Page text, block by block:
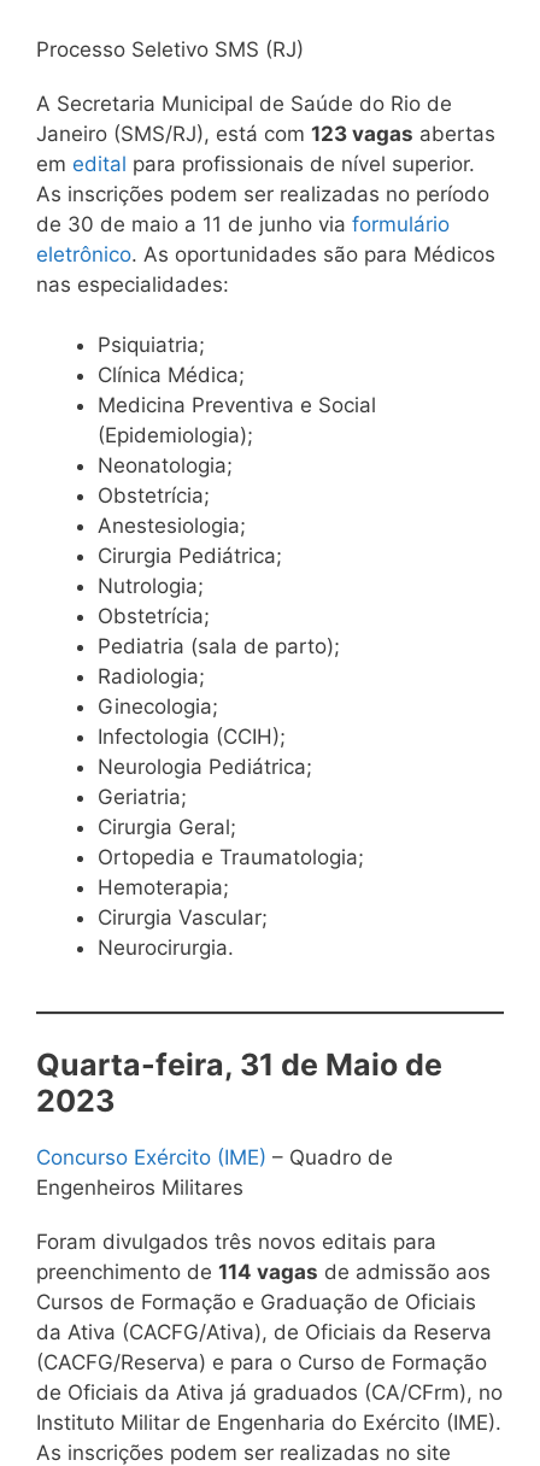
Processo Seletivo SMS (RJ)
A Secretaria Municipal de Saúde do Rio de
Janeiro (SMS/RJ), está com 123 vagas abertas
em edital para profissionais de nível superior.
As inscrições podem ser realizadas no período
de 30 de maio a 11 de junho via formulário
eletrônico. As oportunidades são para Médicos
nas especialidades:
Psiquiatria;
Clínica Médica;
Medicina Preventiva e Social
(Epidemiologia);
Neonatologia;
Obstetrícia;
Anestesiologia;
Cirurgia Pediátrica;
Nutrologia;
Obstetrícia;
Pediatria (sala de parto);
Radiologia;
Ginecologia;
Infectologia (CCIH);
Neurologia Pediátrica;
Geriatria;
Cirurgia Geral;
Ortopedia e Traumatologia;
Hemoterapia;
Cirurgia Vascular;
Neurocirurgia.
Quarta-feira, 31 de Maio de
2023
Concurso Exército (IME) – Quadro de
Engenheiros Militares
Foram divulgados três novos editais para
preenchimento de 114 vagas de admissão aos
Cursos de Formação e Graduação de Oficiais
da Ativa (CACFG/Ativa), de Oficiais da Reserva
(CACFG/Reserva) e para o Curso de Formação
de Oficiais da Ativa já graduados (CA/CFrm), no
Instituto Militar de Engenharia do Exército (IME).
As inscrições podem ser realizadas no site